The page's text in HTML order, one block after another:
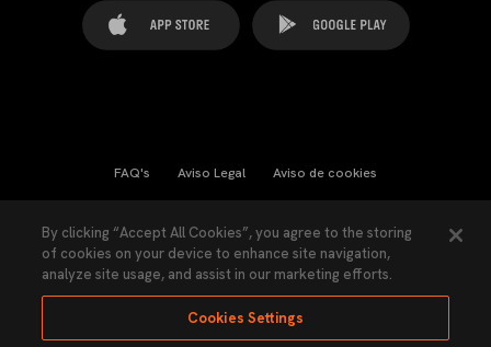
FAQ's Aviso Legal Aviso de cookies
Ley Transparencia Política de Privacidad
Accesibilidad
By clicking “Accept All Cookies”, you agree to the storing
of cookies on your device to enhance site navigation,
analyze site usage, and assist in our marketing efforts.
Cookies Settings